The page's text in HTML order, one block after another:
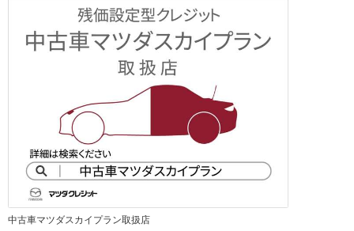
中古車マツダスカイプラン取扱店